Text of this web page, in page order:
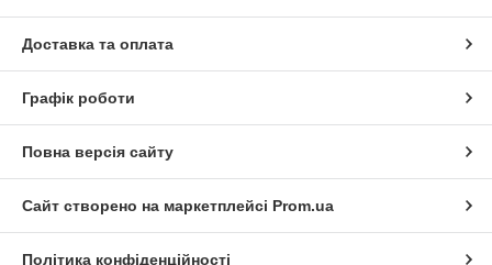
Доставка та оплата
Графік роботи
Повна версія сайту
Сайт створено на маркетплейсі Prom.ua
Політика конфіденційності